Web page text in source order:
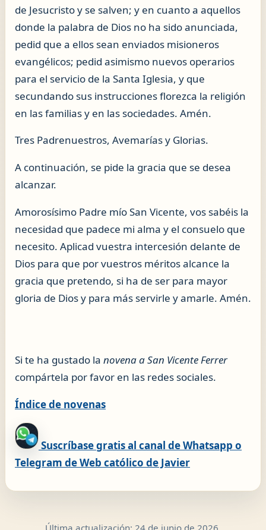
de Jesucristo y se salven; y en cuanto a aquellos
donde la palabra de Dios no ha sido anunciada,
pedid que a ellos sean enviados misioneros
evangélicos; pedid asimismo nuevos operarios
para el servicio de la Santa Iglesia, y que
secundando sus instrucciones florezca la religión
en las familias y en las sociedades. Amén.
Tres Padrenuestros, Avemarías y Glorias.
A continuación, se pide la gracia que se desea
alcanzar.
Amorosísimo Padre mío San Vicente, vos sabéis la
necesidad que padece mi alma y el consuelo que
necesito. Aplicad vuestra intercesión delante de
Dios para que por vuestros méritos alcance la
gracia que pretendo, si ha de ser para mayor
gloria de Dios y para más servirle y amarle. Amén.
Si te ha gustado la novena a San Vicente Ferrer
compártela por favor en las redes sociales.
Índice de novenas
Suscríbase gratis al canal de Whatsapp o
Telegram de Web católico de Javier
Última actualización: 24 de junio de 2026